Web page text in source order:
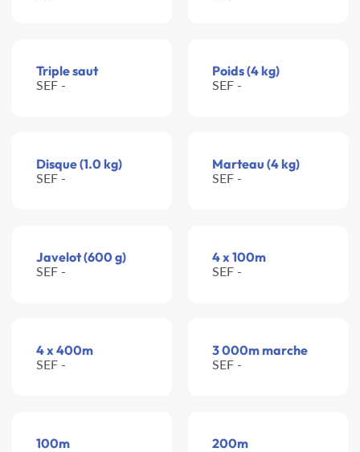
Triple saut
SEF -
Poids (4 kg)
SEF -
Disque (1.0 kg)
SEF -
Marteau (4 kg)
SEF -
Javelot (600 g)
SEF -
4 x 100m
SEF -
4 x 400m
SEF -
3 000m marche
SEF -
100m 200m